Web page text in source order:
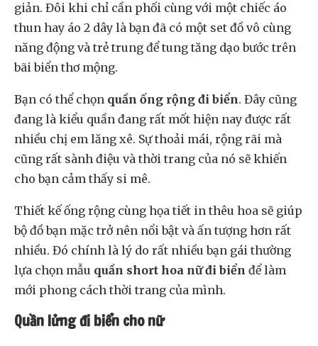
giản. Đôi khi chỉ cần phối cùng với một chiếc áo
thun hay áo 2 dây là bạn đã có một set đồ vô cùng
năng động và trẻ trung để tung tăng dạo bước trên
bãi biển thơ mộng.
Bạn có thể chọn quần ống rộng đi biển. Đây cũng
đang là kiểu quần đang rất mốt hiện nay được rất
nhiều chị em lăng xê. Sự thoải mái, rộng rãi mà
cũng rất sành điệu và thời trang của nó sẽ khiến
cho bạn cảm thấy si mê.
Thiết kế ống rộng cùng họa tiết in thêu hoa sẽ giúp
bộ đồ bạn mặc trở nên nổi bật và ấn tượng hơn rất
nhiều. Đó chính là lý do rất nhiều bạn gái thường
lựa chọn mẫu quần short hoa nữ đi biển để làm
mới phong cách thời trang của mình.
Quần lửng đi biển cho nữ